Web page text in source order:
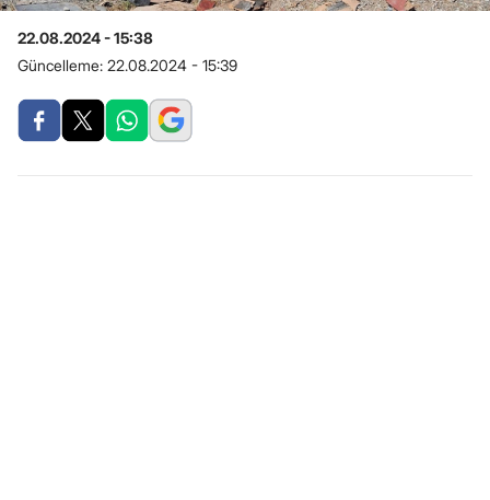
22.08.2024 - 15:38
Güncelleme: 22.08.2024 - 15:39